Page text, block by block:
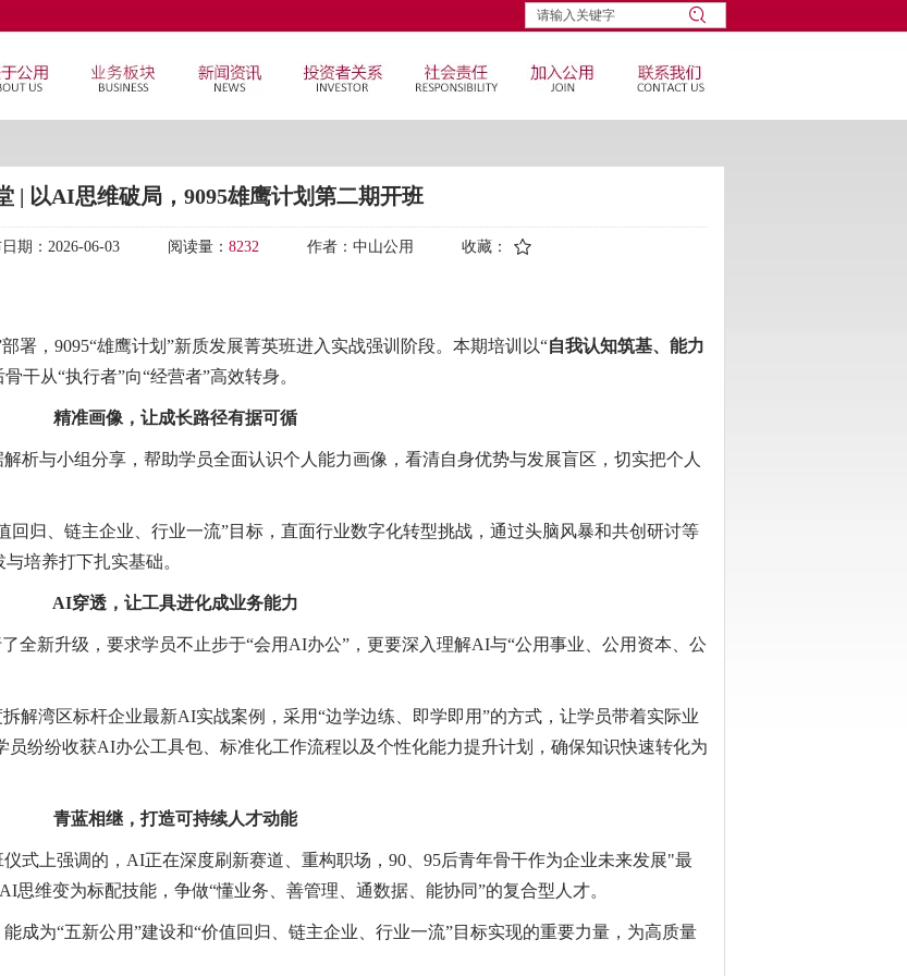
| 以AI思维破局，9095雄鹰计划第二期开班
期： 2026-06-03 阅读量： 8232 作者： 中山公用 收藏：
部署，9095“雄鹰计划”新质发展菁英班进入实战强训阶段。本期培训以“自我认知筑基、能力
干从“执行者”向“经营者”高效转身。
精准画像，让成长路径有据可循
析与小组分享，帮助学员全面认识个人能力画像，看清自身优势与发展盲区，切实把个人
归、链主企业、行业一流”目标，直面行业数字化转型挑战，通过头脑风暴和共创研讨等
培养打下扎实基础。
AI穿透，让工具进化成业务能力
全新升级，要求学员不止步于“会用AI办公”，更要深入理解AI与“公用事业、公用资本、公
解湾区标杆企业最新AI实战案例，采用“边学边练、即学即用”的方式，让学员带着实际业
纷纷收获AI办公工具包、标准化工作流程以及个性化能力提升计划，确保知识快速转化为
青蓝相继，打造可持续人才动能
式上强调的，AI正在深度刷新赛道、重构职场，90、95后青年骨干作为企业未来发展"最
维变为标配技能，争做“懂业务、善管理、通数据、能协同”的复合型人才。
成为“五新公用”建设和“价值回归、链主企业、行业一流”目标实现的重要力量，为高质量